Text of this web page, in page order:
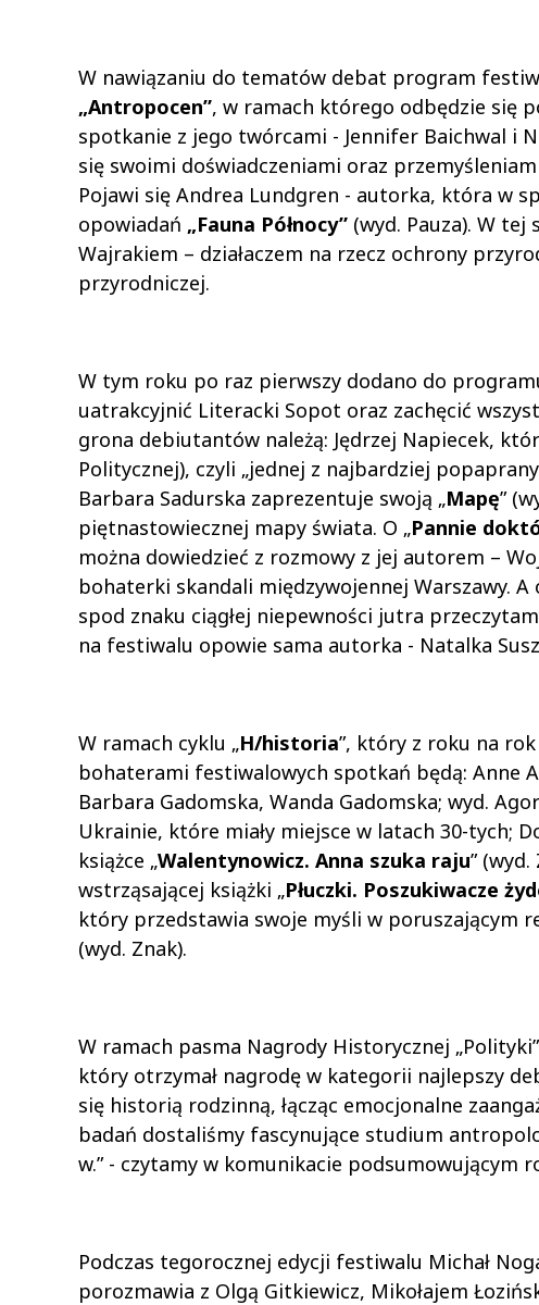
W nawiązaniu do tematów debat program
„Antropocen”, w ramach którego odbędzie się
spotkanie z jego twórcami - Jennifer Baichwal i
się swoimi doświadczeniami oraz
Pojawi się Andrea Lundgren - autorka, która w
opowiadań „Fauna Północy” (wyd. Pauza). W tej
Wajrakiem – działaczem na rzecz ochrony
przyrodniczej.
W tym roku po raz pierwszy dodano do
uatrakcyjnić Literacki Sopot oraz zachęcić
grona debiutantów należą: Jędrzej Napiecek,
Politycznej), czyli „jednej z najbardziej
Barbara Sadurska zaprezentuje swoją „Mapę”
piętnastowiecznej mapy świata. O „Pannie
można dowiedzieć z rozmowy z jej autorem –
bohaterki skandali międzywojennej Warszawy. A
spod znaku ciągłej niepewności jutra
na festiwalu opowie sama autorka - Natalka
W ramach cyklu „H/historia”, który z roku na
bohaterami festiwalowych spotkań będą: Anne
Barbara Gadomska, Wanda Gadomska; wyd.
Ukrainie, które miały miejsce w latach 30-tych;
książce „Walentynowicz. Anna szuka raju”
wstrząsającej książki „Płuczki. Poszukiwacze
który przedstawia swoje myśli w poruszającym
(wyd. Znak).
W ramach pasma Nagrody Historycznej
który otrzymał nagrodę w kategorii najlepszy
się historią rodzinną, łącząc emocjonalne
badań dostaliśmy fascynujące studium
w.” - czytamy w komunikacie podsumowującym
Podczas tegorocznej edycji festiwalu Michał
porozmawia z Olgą Gitkiewicz, Mikołajem